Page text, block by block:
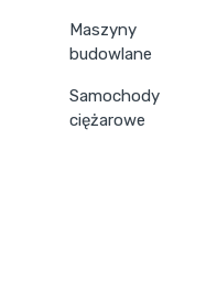
Maszyny
budowlane
Samochody
ciężarowe